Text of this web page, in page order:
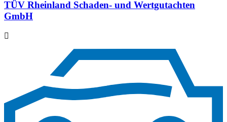
TÜV Rheinland Schaden- und Wertgutachten
GmbH